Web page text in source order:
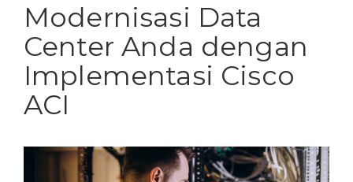
Modernisasi Data
Center Anda dengan
Implementasi Cisco
ACI